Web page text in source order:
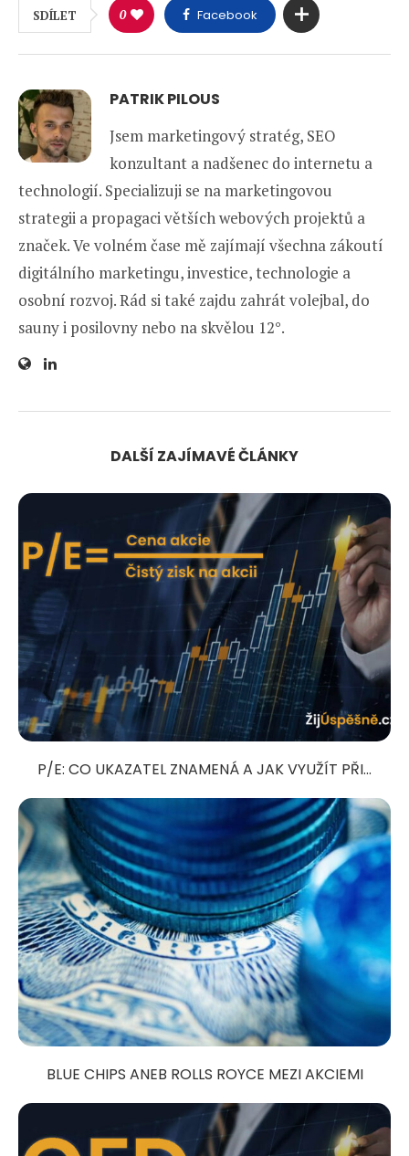
SDÍLET 0 Facebook
PATRIK PILOUS
Jsem marketingový stratég, SEO
konzultant a nadšenec do internetu a
technologií. Specializuji se na marketingovou
strategii a propagaci větších webových projektů a
značek. Ve volném čase mě zajímají všechna zákoutí
digitálního marketingu, investice, technologie a
osobní rozvoj. Rád si také zajdu zahrát volejbal, do
sauny i posilovny nebo na skvělou 12°.
DALŠÍ ZAJÍMAVÉ ČLÁNKY
P/E: CO UKAZATEL ZNAMENÁ A JAK VYUŽÍT PŘI...
BLUE CHIPS ANEB ROLLS ROYCE MEZI AKCIEMI